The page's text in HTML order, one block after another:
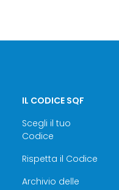
IL CODICE SQF
Scegli il tuo
Codice
Rispetta il Codice
Archivio delle